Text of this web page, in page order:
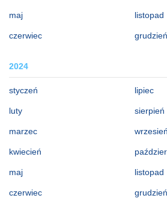
maj
czerwiec
listopad
grudzień
2024
styczeń
luty
marzec
kwiecień
maj
czerwiec
lipiec
sierpień
wrzesień
listopad
grudzień